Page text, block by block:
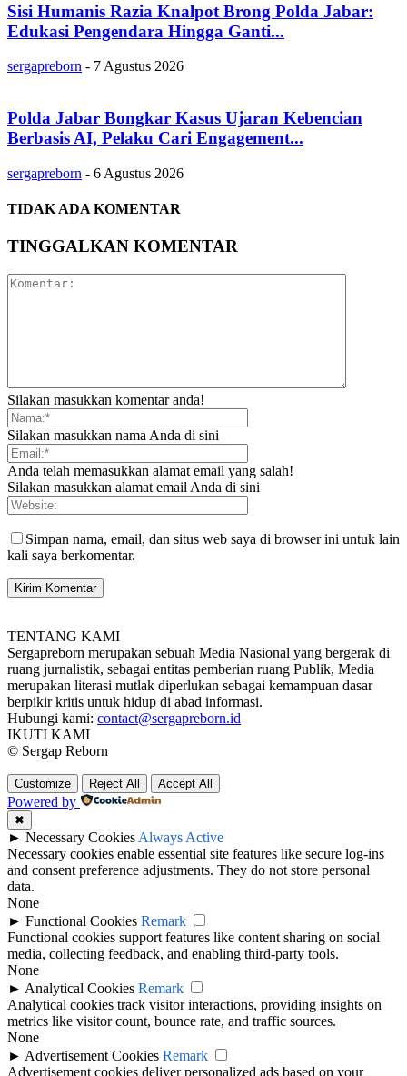
Sisi Humanis Razia Knalpot Brong Polda Jabar:
Edukasi Pengendara Hingga Ganti...
sergapreborn - 7 Agustus 2026
Polda Jabar Bongkar Kasus Ujaran Kebencian
Berbasis AI, Pelaku Cari Engagement...
sergapreborn - 6 Agustus 2026
TIDAK ADA KOMENTAR
TINGGALKAN KOMENTAR
Silakan masukkan komentar anda!
Silakan masukkan nama Anda di sini
Anda telah memasukkan alamat email yang salah!
Silakan masukkan alamat email Anda di sini
Simpan nama, email, dan situs web saya di browser ini untuk lain
kali saya berkomentar.
TENTANG KAMI
Sergapreborn merupakan sebuah Media Nasional yang bergerak di
ruang jurnalistik, sebagai entitas pemberian ruang Publik, Media
merupakan literasi mutlak diperlukan sebagai kemampuan dasar
berpikir kritis untuk hidup di abad informasi.
Hubungi kami: contact@sergapreborn.id
IKUTI KAMI
© Sergap Reborn
Customize Reject All Accept All
Powered by
✖
► Necessary Cookies Always Active
Necessary cookies enable essential site features like secure log-ins
and consent preference adjustments. They do not store personal
data.
None
► Functional Cookies Remark
Functional cookies support features like content sharing on social
media, collecting feedback, and enabling third-party tools.
None
► Analytical Cookies Remark
Analytical cookies track visitor interactions, providing insights on
metrics like visitor count, bounce rate, and traffic sources.
None
► Advertisement Cookies Remark
Advertisement cookies deliver personalized ads based on your